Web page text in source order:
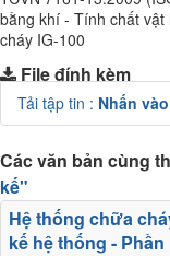
bằng khí - Tính chất
cháy IG-100
File đính kèm
Tải tập tin : Nhấn
Các văn bản cùng
kế"
Hệ thống chữa
kế hệ thống -